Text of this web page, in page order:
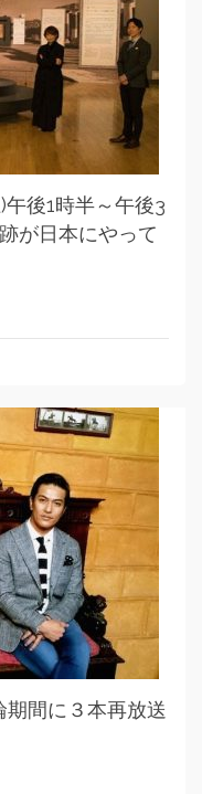
後1時半～午後3
が日本にやって
期間に３本再放送